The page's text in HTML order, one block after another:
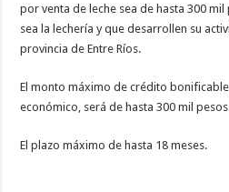
por venta de leche sea de hasta 300
sea la lechería y que desarrollen su
provincia de Entre Ríos.
El monto máximo de crédito
económico, será de hasta 300 mil
El plazo máximo de hasta 18 meses.